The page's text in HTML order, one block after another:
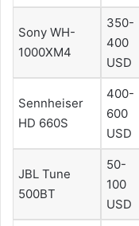
Sony WH-
1000XM4
350-
400
USD
Sennheiser
HD 660S
400-
600
USD
JBL Tune
500BT
50-
100
USD